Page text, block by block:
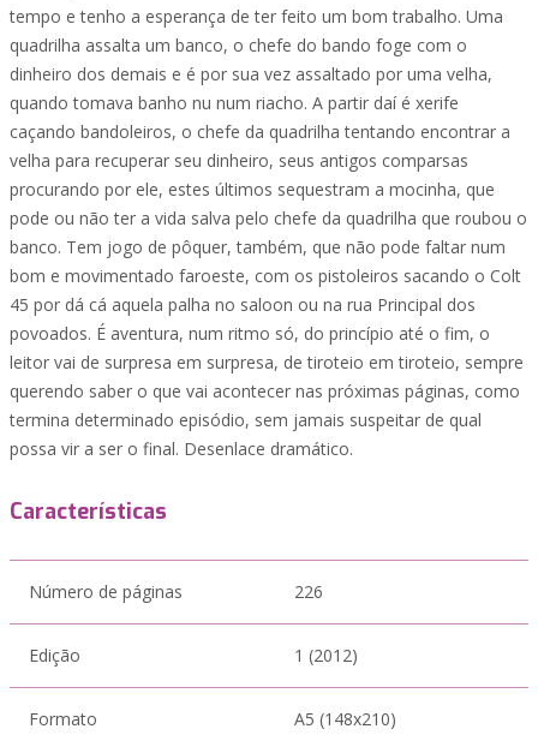
tempo e tenho a esperança de ter feito um bom trabalho. Uma
quadrilha assalta um banco, o chefe do bando foge com o
dinheiro dos demais e é por sua vez assaltado por uma velha,
quando tomava banho nu num riacho. A partir daí é xerife
caçando bandoleiros, o chefe da quadrilha tentando encontrar a
velha para recuperar seu dinheiro, seus antigos comparsas
procurando por ele, estes últimos sequestram a mocinha, que
pode ou não ter a vida salva pelo chefe da quadrilha que roubou o
banco. Tem jogo de pôquer, também, que não pode faltar num
bom e movimentado faroeste, com os pistoleiros sacando o Colt
45 por dá cá aquela palha no saloon ou na rua Principal dos
povoados. É aventura, num ritmo só, do princípio até o fim, o
leitor vai de surpresa em surpresa, de tiroteio em tiroteio, sempre
querendo saber o que vai acontecer nas próximas páginas, como
termina determinado episódio, sem jamais suspeitar de qual
possa vir a ser o final. Desenlace dramático.
Características
Número de páginas 226
Edição 1 (2012)
Formato A5 (148x210)